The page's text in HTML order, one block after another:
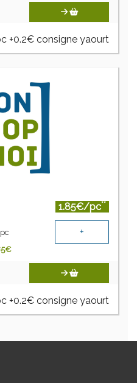
+0.2€ consigne yaourt
1.85€/pc**
pc +
€
+0.2€ consigne yaourt